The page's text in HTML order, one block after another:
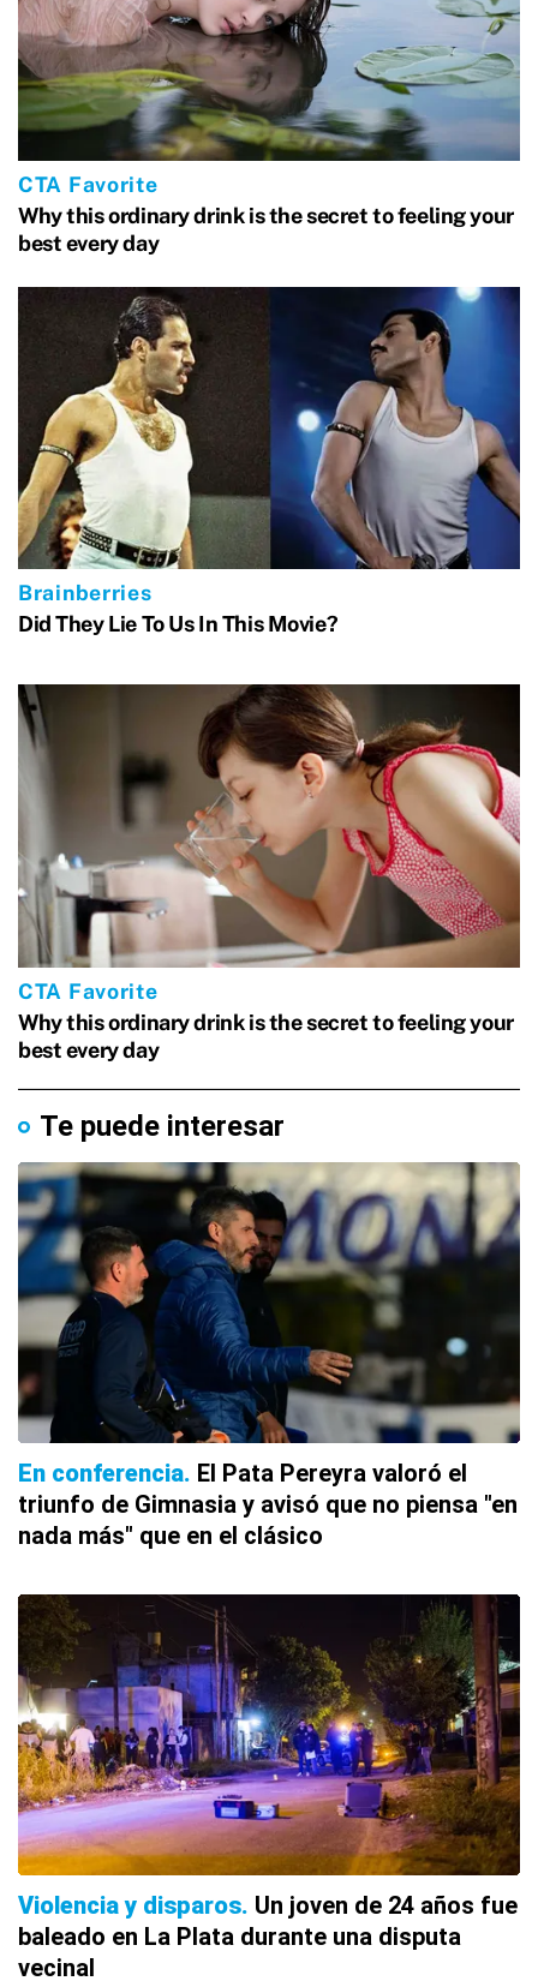
Te puede interesar
En conferencia El Pata Pereyra valoró el
triunfo de Gimnasia y avisó que no piensa "en
nada más" que en el clásico
Violencia y disparos Un joven de 24 años fue
baleado en La Plata durante una disputa
vecinal